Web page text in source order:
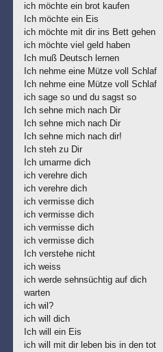
ich möchte ein brot kaufen
Ich möchte ein Eis
ich möchte mit dir ins Bett gehen
ich möchte viel geld haben
Ich muß Deutsch lernen
Ich nehme eine Mütze voll Schlaf
Ich nehme eine Mütze voll Schlaf
ich sage so und du sagst so
Ich sehne mich nach Dir
Ich sehne mich nach Dir
Ich sehne mich nach dir!
Ich steh zu Dir
Ich umarme dich
ich verehre dich
ich verehre dich
ich vermisse dich
ich vermisse dich
ich vermisse dich
ich vermisse dich
Ich verstehe nicht
ich weiss
ich werde sehnsüchtig auf dich
warten
ich wil?
ich will dich
Ich will ein Eis
ich will mit dir leben bis in den tot